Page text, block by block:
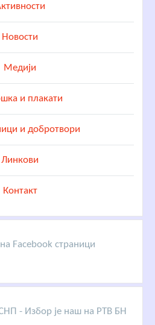
Новости
Медији
и плакати
и добротвори
Линкови
Контакт
Facebook страници
- Избор је наш на РТВ БН